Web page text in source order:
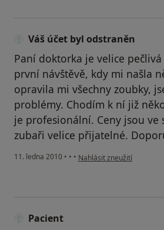
Váš účet byl odstraněn
Paní doktorka je velice
první návštěvě, kdy mi našla
opravila mi všechny zoubky,
problémy. Chodím k ní již
je profesionální. Ceny jsou ve
zubaři velice přijatelné.
11. ledna 2010 • • • podle názoru uživatele
Nahlásit zneužití
Pacient